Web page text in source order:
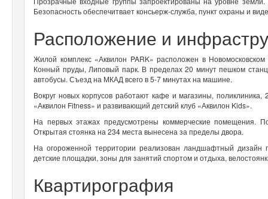
Безопасность обеспечитвает консьерж-служба, пункт охраны и
Расположение и
Жилой комплекс «Аквилон PARK» расположен в
Конный пруды, Липовый парк. В пределах 20 минут пешком
автобусы. Съезд на МКАД всего в 5-7 минутах на машине.
Вокруг новых корпусов работают кафе и магазины,
«Аквилон Fitness» и развивающий детский клуб «Аквилон Kids».
На первых этажах предусмотрены коммерческие помещения.
Открытая стоянка на 234 места вынесена за пределы двора.
На огороженной территории реализован ландшафтный дизайн
детские площадки, зоны для занятий спортом и отдыха,
Квартирография